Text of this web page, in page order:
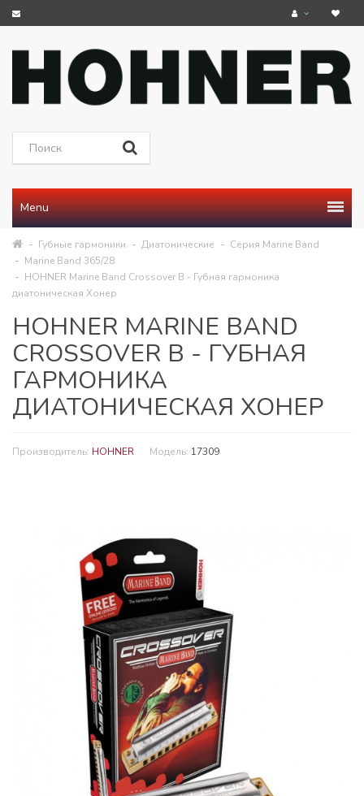
Menu
Губные гармоники Диатонические
Серия Marine Band
Marine Band 365/28
HOHNER Marine Band Crossover B - Губная гармоника
диатоническая Хонер
HOHNER MARINE BAND
CROSSOVER B - ГУБНАЯ
ГАРМОНИКА
ДИАТОНИЧЕСКАЯ ХОНЕР
Производитель: HOHNER Модель: 17309